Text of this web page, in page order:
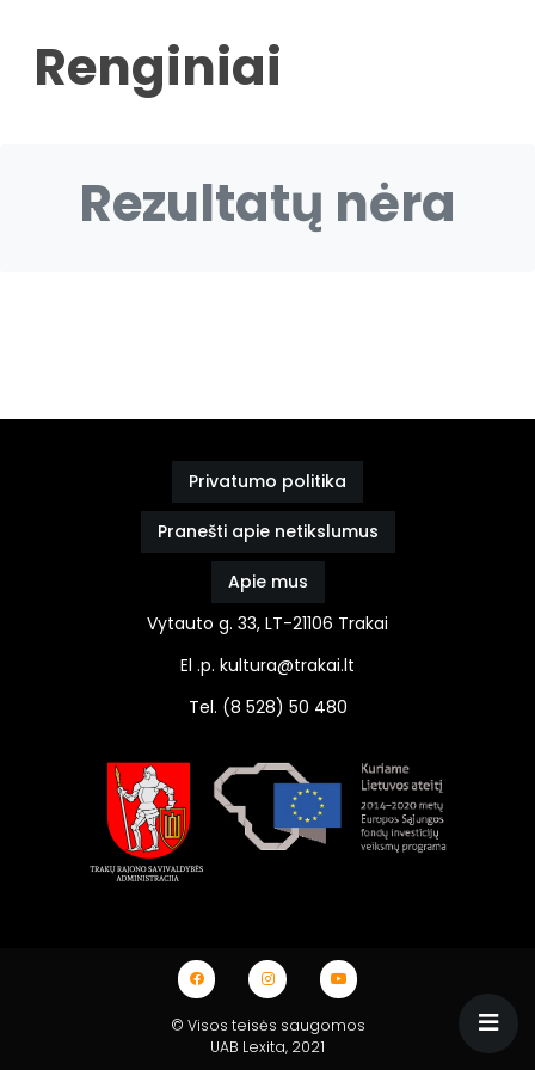
Renginiai
Rezultatų nėra
Privatumo politika
Pranešti apie netikslumus
Apie mus
Vytauto g. 33, LT-21106 Trakai
El .p. kultura@trakai.lt
Tel. (8 528) 50 480
© Visos teisės saugomos
UAB Lexita, 2021